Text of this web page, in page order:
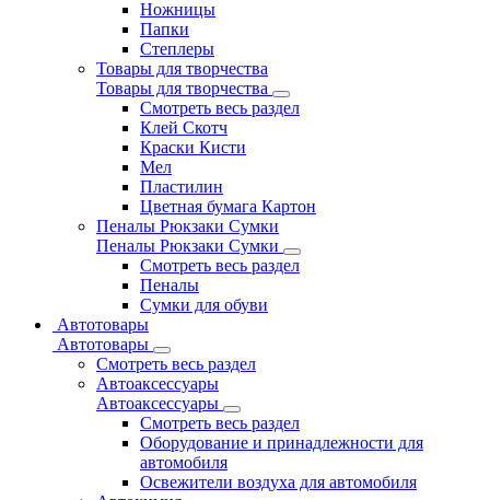
Ножницы
Папки
Степлеры
Товары для творчества
Товары для творчества
Смотреть весь раздел
Клей Скотч
Краски Кисти
Мел
Пластилин
Цветная бумага Картон
Пеналы Рюкзаки Сумки
Пеналы Рюкзаки Сумки
Смотреть весь раздел
Пеналы
Сумки для обуви
Автотовары
Автотовары
Смотреть весь раздел
Автоаксессуары
Автоаксессуары
Смотреть весь раздел
Оборудование и принадлежности для
автомобиля
Освежители воздуха для автомобиля